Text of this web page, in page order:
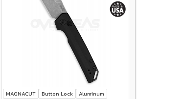
MAGNACUT Button Lock Aluminum